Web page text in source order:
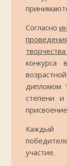
Согласно
дипломом
степени
Каждый
участие.